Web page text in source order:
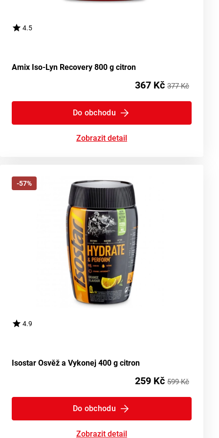
4.5
Amix Iso-Lyn Recovery 800 g citron
367 Kč 377 Kč
Do obchodu
Zobrazit detail
-57%
4.9
Isostar Osvěž a Vykonej 400 g citron
259 Kč 599 Kč
Do obchodu
Zobrazit detail